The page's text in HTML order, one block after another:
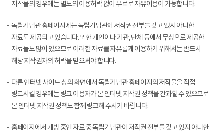
저작물의 경우에는 별도의 이용허락 없이 무료로 자유이용이 가능합니다.
독립기념관 홈페이지에는 독립기념관이 저작권 전부를 갖고 있지 아니한
자료도 제공되고 있습니다. 또한 개인이나 기관, 단체 등에서 무상으로 제공한
자료들도 많이 있으므로 이러한 자료를 자유롭게 이용하기 위해서는 반드시
해당 저작권자의 허락을 받으셔야 합니다.
다른 인터넷 사이트 상의 화면에서 독립기념관 홈페이지의 저작물을 직접
링크시킬 경우에는 링크 이용자가 본 인터넷 저작권 정책을 간과할 수 있으므로
본 인터넷 저작권 정책도 함께 링크해 주시기 바랍니다.
홈페이지에서 개방 중인 자료 중 독립기념관이 저작권 전부를 갖고 있지 아니한